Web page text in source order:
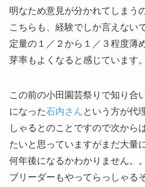
明なため意見が分かれてしまう
こちらも、経験でしか言えない
定量の１／２から１／３程度薄
芽率もよくなると感じています。
この前の小田園芸祭りで知り合
になった石内さん という方が代
しゃるとのことですので次から
たいと思っていますがまだ大量
何年後になるかわかりません。
ブリーダーもやってらっしゃる